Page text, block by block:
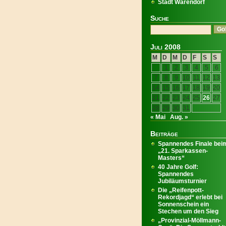
Stadt Warendorf
Suche
Juli 2008
M D M D F S
S
1
2 3 4 5
6
7
8 9 10 11 12 13
14 15 16 17 18 19 20
21 22 23 24 25 26 27
28 29 30 31
« Mai
Aug. »
Beiträge
Spannendes Finale
„21. Sparkassen-
Masters“
40 Jahre Golf:
Spannendes
Jubiläumsturnier
Die „Reifenpott-
Rekordjagd“ erlebt bei
Sonnenschein ein
Stechen um den Sieg
„Provinzial-Möllmann-